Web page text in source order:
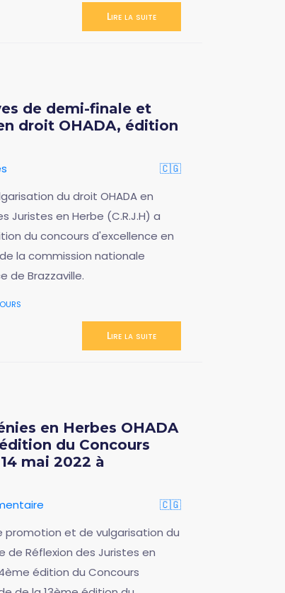
Lire la suite
de demi-finale et
droit OHADA, édition
🇨🇬
du droit OHADA en
Juristes en Herbe (C.R.J.H) a
du concours d'excellence en
la commission nationale
de Brazzaville.
Lire la suite
en Herbes OHADA
du Concours
mai 2022 à
🇨🇬
promotion et de vulgarisation du
de Réflexion des Juristes en
édition du Concours